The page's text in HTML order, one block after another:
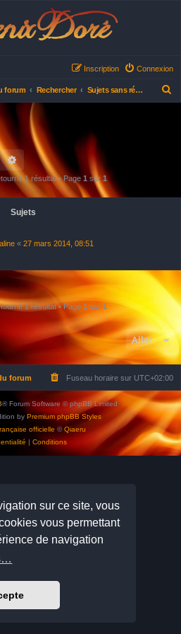
sur ce site, vous
vous permettant
de navigation
Doré
Connexion
Inscription
forum Rechercher Sujets sans réponse
Recherche avancée
1 résultat • Page1 sur1
Sujets
« 27 mars 2014, 08:51
1 résultat • Page 1 sur 1
Aller
forum Fuseau horaire sur UTC+02:00
® Forum Software © phpBB Limited
by Premium phpBB Styles
officielle ©Qiaeru
| Conditions